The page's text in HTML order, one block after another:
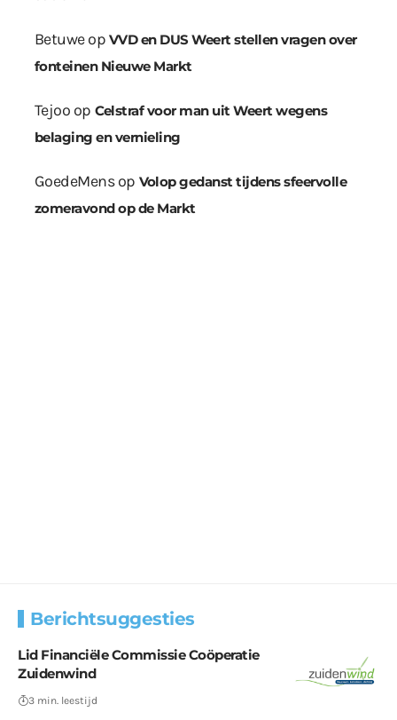
Betuweop VVD en DUS Weert stellen vragen over
fonteinen Nieuwe Markt
Tejoo op Celstraf voor man uit Weert wegens
belaging en vernieling
GoedeMensop Volop gedanst tijdens sfeervolle
zomeravond op de Markt
Berichtsuggesties
Lid Financiële Commissie Coöperatie
Zuidenwind
3 min. leestijd